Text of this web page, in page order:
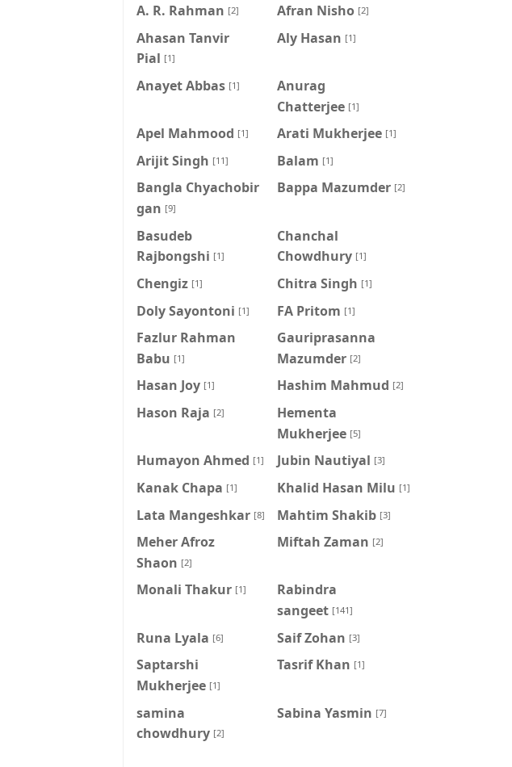
A. R. Rahman [2] Afran Nisho [2]
Ahasan Tanvir
Pial [1]
Aly Hasan [1]
Anayet Abbas [1]
Anurag
Chatterjee [1]
Apel Mahmood [1] Arati Mukherjee [1]
Arijit Singh [11] Balam [1]
Bangla Chyachobir
gan [9]
Bappa Mazumder [2]
Basudeb
Rajbongshi [1]
Chanchal
Chowdhury [1]
Chengiz [1] Chitra Singh [1]
Doly Sayontoni [1] FA Pritom [1]
Fazlur Rahman
Babu [1]
Gauriprasanna
Mazumder [2]
Hasan Joy [1] Hashim Mahmud [2]
Hason Raja [2]
Hementa
Mukherjee [5]
Humayon Ahmed [1] Jubin Nautiyal [3]
Kanak Chapa [1] Khalid Hasan Milu [1]
Lata Mangeshkar [8] Mahtim Shakib [3]
Meher Afroz
Shaon [2]
Miftah Zaman [2]
Monali Thakur [1]
Rabindra
sangeet [141]
Runa Lyala [6] Saif Zohan [3]
Saptarshi
Mukherjee [1]
Tasrif Khan [1]
samina
chowdhury [2]
‍Sabina Yasmin [7]